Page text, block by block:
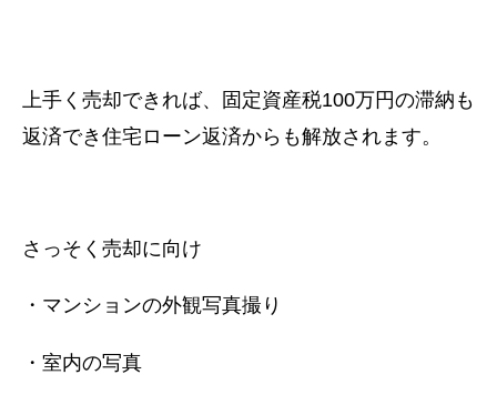
上手く売却できれば、 固定資産税100万円の滞納も
返済でき住宅ローン返済からも解放されます。
さっそく売却に向け
・マンションの外観写真撮り
・室内の写真